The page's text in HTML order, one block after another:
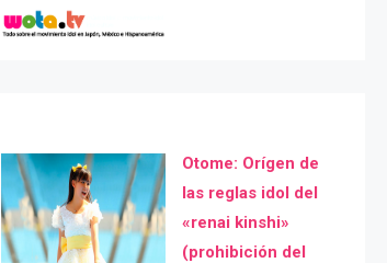
Otome: Orígen de
las reglas idol del
«renai kinshi»
(prohibición del